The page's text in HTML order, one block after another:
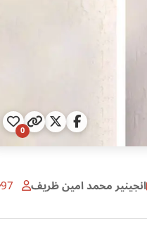
0
97 انجينير محمد امین ظريف